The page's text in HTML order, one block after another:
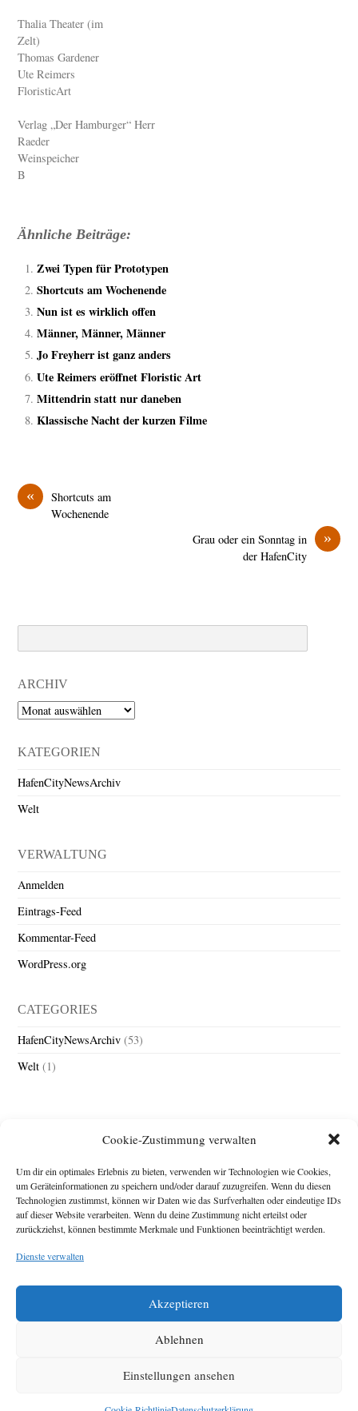
Cookie-Zustimmung verwalten
Um dir ein optimales Erlebnis zu bieten, verwenden wir Technologien wie Cookies,
um Geräteinformationen zu speichern und/oder darauf zuzugreifen. Wenn du diesen
Technologien zustimmst, können wir Daten wie das Surfverhalten oder eindeutige IDs
auf dieser Website verarbeiten. Wenn du deine Zustimmung nicht erteilst oder
zurückziehst, können bestimmte Merkmale und Funktionen beeinträchtigt werden.
Dienste verwalten
Akzeptieren
Ablehnen
Einstellungen ansehen
Thalia Theater (im
Zelt)
Thomas Gardener
Ute Reimers
FloristicArt
Verlag „Der Hamburger“ Herr
Raeder
Weinspeicher
B
Ähnliche Beiträge:
Zwei Typen für Prototypen
Shortcuts am Wochenende
Nun ist es wirklich offen
Männer, Männer, Männer
Jo Freyherr ist ganz anders
Ute Reimers eröffnet Floristic Art
Mittendrin statt nur daneben
Klassische Nacht der kurzen Filme
«
Shortcuts am
Wochenende
»
Grau oder ein Sonntag in
der HafenCity
ARCHIV
Archiv
KATEGORIEN
HafenCityNewsArchiv
Welt
VERWALTUNG
Anmelden
Eintrags-Feed
Kommentar-Feed
WordPress.org
CATEGORIES
HafenCityNewsArchiv (53)
Welt (1)
Impressum
Michael Baden,
Diese Webseite stellt
zehn Jahre der